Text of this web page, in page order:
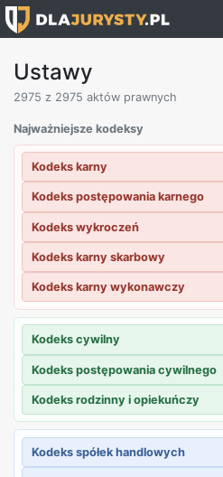
Ustawy
2975 z 2975 aktów prawnych
Najważniejsze kodeksy
Kodeks karny
Kodeks postępowania karnego
Kodeks wykroczeń
Kodeks karny skarbowy
Kodeks karny wykonawczy
Kodeks cywilny
Kodeks postępowania cywilnego
Kodeks rodzinny i opiekuńczy
Kodeks spółek handlowych